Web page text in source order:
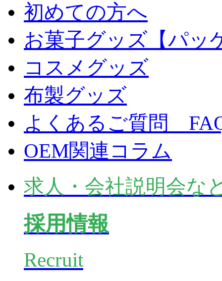
初めての方へ
お菓子グッズ【パッ
コスメグッズ
布製グッズ
よくあるご質問
OEM関連コラム
求人・会社説明会な
採用情報
Recruit